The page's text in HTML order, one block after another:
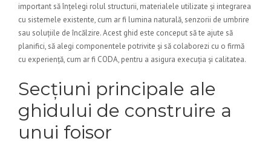
important să înțelegi rolul structurii, materialele utilizate și integrarea
cu sistemele existente, cum ar fi lumina naturală, senzorii de umbrire
sau soluțiile de încălzire. Acest ghid este conceput să te ajute să
planifici, să alegi componentele potrivite și să colaborezi cu o firmă
cu experiență, cum ar fi CODA, pentru a asigura execuția și calitatea.
Secțiuni principale ale
ghidului de construire a
unui foisor